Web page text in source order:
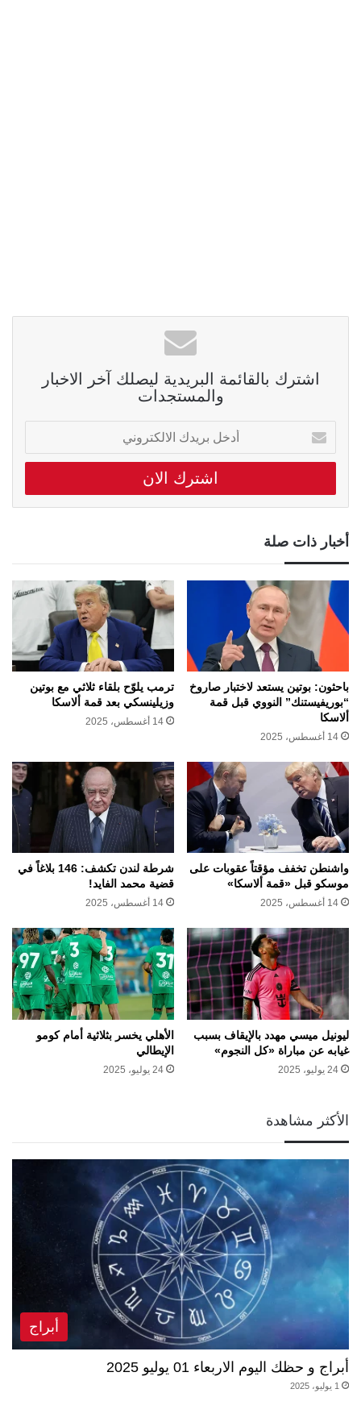
اشترك بالقائمة البريدية ليصلك آخر الاخبار
والمستجدات
أدخل
بريدك
الالكتروني
أخبار ذات صلة
باحثون: بوتين يستعد لاختبار صاروخ
“بوريفيستنك” النووي قبل قمة
ألاسكا
14 أغسطس، 2025
ترمب يلوّح بلقاء ثلاثي مع بوتين
وزيلينسكي بعد قمة ألاسكا
14 أغسطس، 2025
واشنطن تخفف مؤقتاً عقوبات على
موسكو قبل «قمة ألاسكا»
14 أغسطس، 2025
شرطة لندن تكشف: 146 بلاغاً في
قضية محمد الفايد!
14 أغسطس، 2025
ليونيل ميسي مهدد بالإيقاف بسبب
غيابه عن مباراة «كل النجوم»
24 يوليو، 2025
الأهلي يخسر بثلاثية أمام كومو
الإيطالي
24 يوليو، 2025
الأكثر مشاهدة
أبراج
أبراج و حظك اليوم الاربعاء 01 يوليو 2025
1 يوليو، 2025